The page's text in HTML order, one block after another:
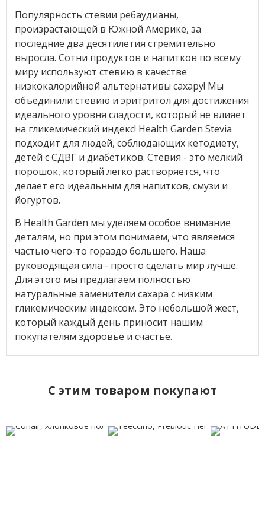
Популярность стевии ребаудианы,
произрастающей в Южной Америке, за
последние два десятилетия стремительно
выросла. Сотни продуктов и напитков по всему
миру используют стевию в качестве
низкокалорийной альтернативы сахару! Мы
объединили стевию и эритритол для достижения
идеального уровня сладости, который не влияет
на гликемический индекс! Health Garden Stevia
подходит для людей, соблюдающих кетодиету,
детей с СДВГ и диабетиков. Стевия - это мелкий
порошок, который легко растворяется, что
делает его идеальным для напитков, смузи и
йогуртов.
В Health Garden мы уделяем особое внимание
деталям, но при этом понимаем, что являемся
частью чего-то гораздо большего. Наша
руководящая сила - просто сделать мир лучше.
Для этого мы предлагаем полностью
натуральные заменители сахара с низким
гликемическим индексом. Это небольшой жест,
который каждый день приносит нашим
покупателям здоровье и счастье.
C этим товаром покупают